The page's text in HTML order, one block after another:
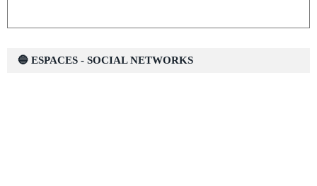
🔵 ESPACES - SOCIAL NETWORKS